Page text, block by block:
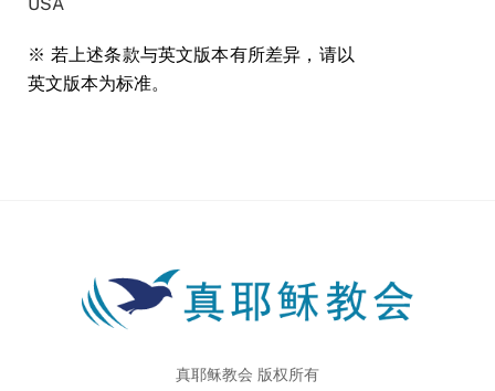
※ 若上述条款与英文版本有所差异，请以
英文版本为标准。
真耶稣教会 版权所有